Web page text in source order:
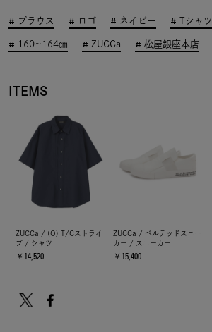
ブラウス ロゴ ネイビー Tシャツ
160~164㎝ ZUCCa 松屋銀座本店
ITEMS
ZUCCa / (O) T/Cストライ
プ / シャツ
￥14,520
ZUCCa / ベルテッドスニー
カー / スニーカー
￥15,400